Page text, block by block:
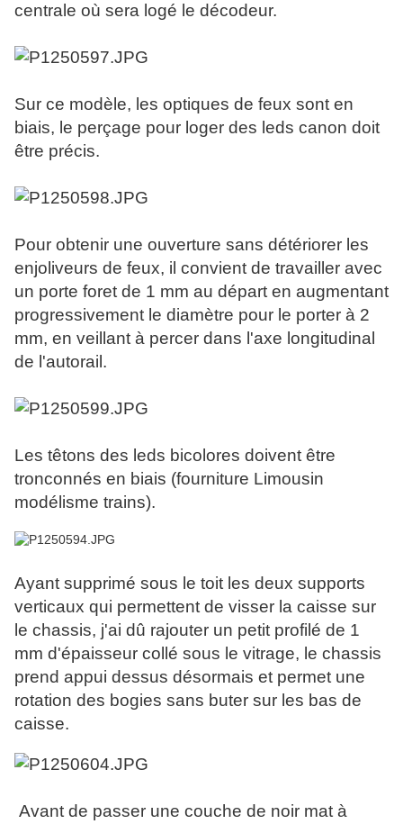
centrale où sera logé le décodeur.
Sur ce modèle, les optiques de feux sont en
biais, le perçage pour loger des leds canon doit
être précis.
Pour obtenir une ouverture sans détériorer les
enjoliveurs de feux, il convient de travailler avec
un porte foret de 1 mm au départ en augmentant
progressivement le diamètre pour le porter à 2
mm, en veillant à percer dans l'axe longitudinal
de l'autorail.
Les têtons des leds bicolores doivent être
tronconnés en biais (fourniture Limousin
modélisme trains).
Ayant supprimé sous le toit les deux supports
verticaux qui permettent de visser la caisse sur
le chassis, j'ai dû rajouter un petit profilé de 1
mm d'épaisseur collé sous le vitrage, le chassis
prend appui dessus désormais et permet une
rotation des bogies sans buter sur les bas de
caisse.
Avant de passer une couche de noir mat à